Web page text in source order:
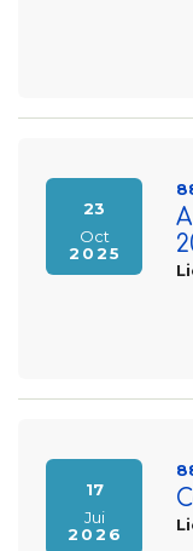
23
Oct
2025
17
Jui
2026